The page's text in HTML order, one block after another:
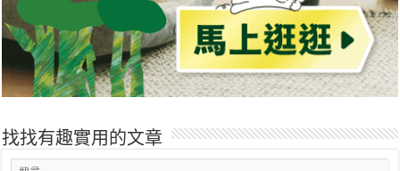
找找有趣實用的文章